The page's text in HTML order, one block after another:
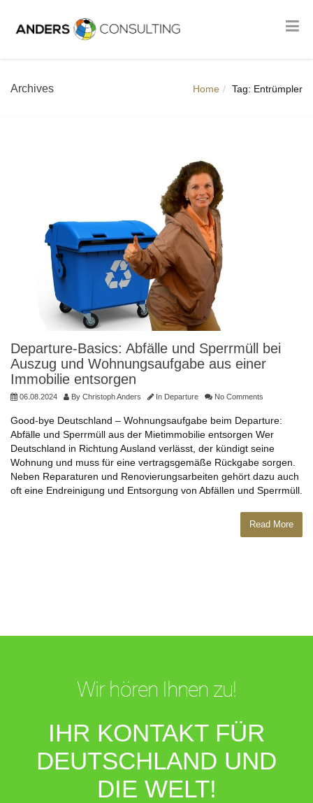
Archives Home Tag: Entrümpler
Departure-Basics: Abfälle und Sperrmüll bei
Auszug und Wohnungsaufgabe aus einer
Immobilie entsorgen
06.08.2024 By Christoph Anders In Departure No Comments
Good-bye Deutschland – Wohnungsaufgabe beim Departure:
Abfälle und Sperrmüll aus der Mietimmobilie entsorgen Wer
Deutschland in Richtung Ausland verlässt, der kündigt seine
Wohnung und muss für eine vertragsgemäße Rückgabe sorgen.
Neben Reparaturen und Renovierungsarbeiten gehört dazu auch
oft eine Endreinigung und Entsorgung von Abfällen und Sperrmüll.
Read More
Wir hören Ihnen zu!
IHR KONTAKT FÜR
DEUTSCHLAND UND
DIE WELT!